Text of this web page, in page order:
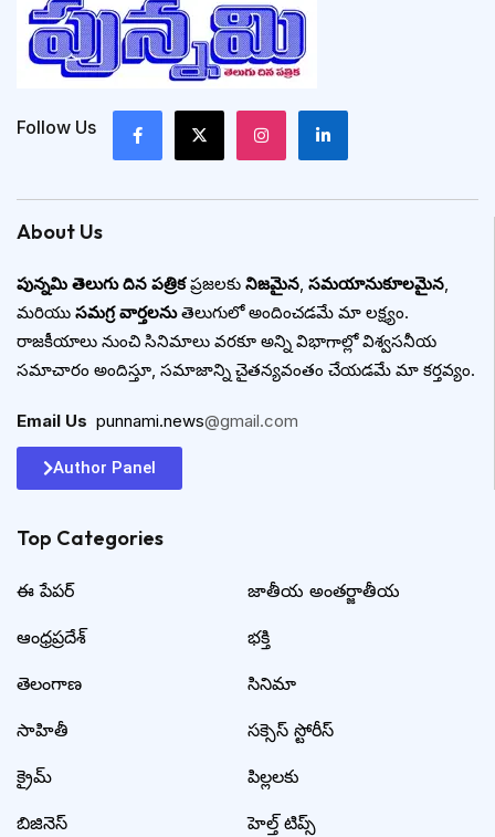
Follow Us
About Us
పున్నమి తెలుగు దిన పత్రికప్రజలకు నిజమైన, సమయానుకూలమైన,
మరియు సమగ్ర వార్తలనుతెలుగులో అందించడమే మా లక్ష్యం.
రాజకీయాలు నుంచి సినిమాలు వరకూ అన్ని విభాగాల్లో విశ్వసనీయ
సమాచారం అందిస్తూ, సమాజాన్ని చైతన్యవంతం చేయడమే మా కర్తవ్యం.
Email Us punnami.news@gmail.com
Author Panel
Top Categories​
ఈ పేపర్
ఆంధ్రప్రదేశ్
తెలంగాణ
సాహితీ
క్రైమ్
బిజినెస్
జాతీయ అంతర్జాతీయ
భక్తి
సినిమా
సక్సెస్ స్టోరీస్
పిల్లలకు
హెల్త్ టిప్స్